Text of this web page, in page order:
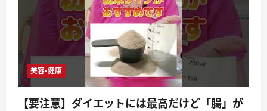
美容・健康
【要注意】ダイエットには最高だけど「腸」が